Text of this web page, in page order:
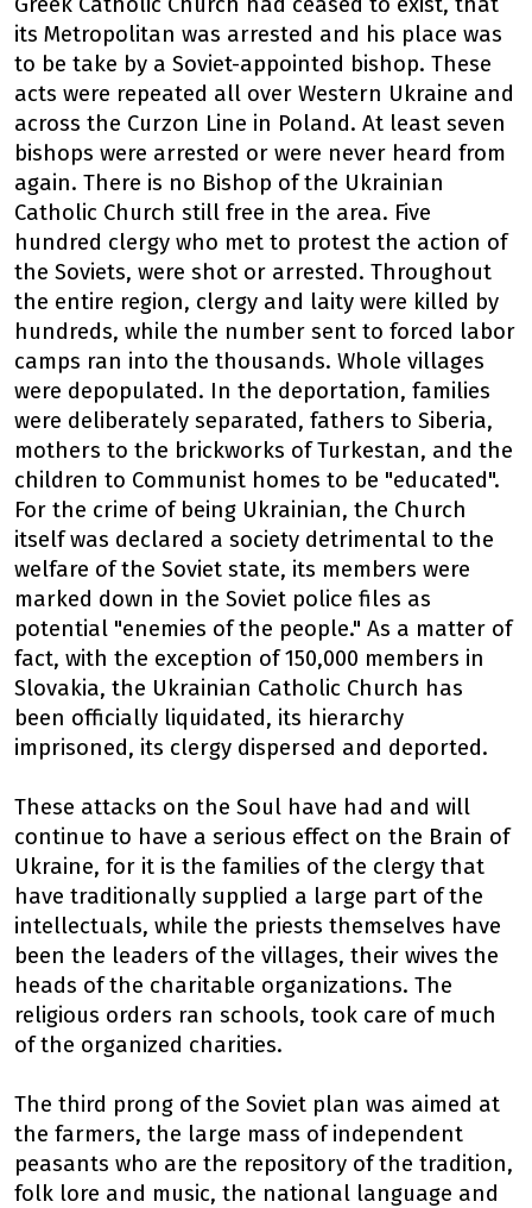
its Metropolitan was arrested and his place was
to be take by a Soviet-appointed bishop. These
acts were repeated all over Western Ukraine and
across the Curzon Line in Poland. At least seven
bishops were arrested or were never heard from
again. There is no Bishop of the Ukrainian
Catholic Church still free in the area. Five
hundred clergy who met to protest the action of
the Soviets, were shot or arrested. Throughout
the entire region, clergy and laity were killed by
hundreds, while the number sent to forced labor
camps ran into the thousands. Whole villages
were depopulated. In the deportation, families
were deliberately separated, fathers to Siberia,
mothers to the brickworks of Turkestan, and the
children to Communist homes to be "educated".
For the crime of being Ukrainian, the Church
itself was declared a society detrimental to the
welfare of the Soviet state, its members were
marked down in the Soviet police files as
potential "enemies of the people." As a matter of
fact, with the exception of 150,000 members in
Slovakia, the Ukrainian Catholic Church has
been officially liquidated, its hierarchy
imprisoned, its clergy dispersed and deported.
These attacks on the Soul have had and will
continue to have a serious effect on the Brain of
Ukraine, for it is the families of the clergy that
have traditionally supplied a large part of the
intellectuals, while the priests themselves have
been the leaders of the villages, their wives the
heads of the charitable organizations. The
religious orders ran schools, took care of much
of the organized charities.
The third prong of the Soviet plan was aimed at
the farmers, the large mass of independent
peasants who are the repository of the tradition,
folk lore and music, the national language and